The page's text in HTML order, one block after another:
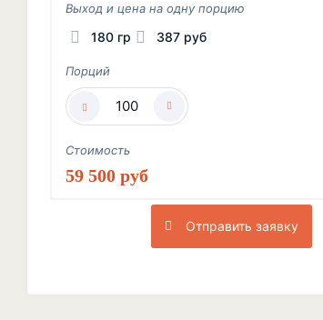
Выход и цена на одну порцию
180 гр 387 руб
Порций
Стоимость
59 500 руб
Отправить заявку